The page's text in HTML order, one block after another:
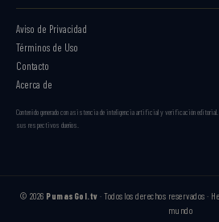
Aviso de Privacidad
Términos de Uso
Contacto
Acerca de
Contenido generado con asistencia de inteligencia artificial y verificación
sus respectivos dueños.
© 2026 PumasGol.tv · Todos los derechos reservados ·
mundo